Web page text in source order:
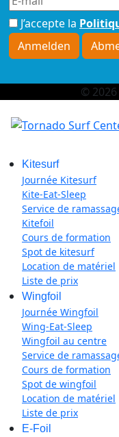
J’accepte la
Anmelden
©
Kitesurf
Journée Kitesurf
Kite-Eat-Sleep
Service de
Kitefoil
Cours de formation
Spot de kitesurf
Location de matériel
Liste de prix
Wingfoil
Journée Wingfoil
Wing-Eat-Sleep
Wingfoil au centre
Service de
Cours de formation
Spot de wingfoil
Location de matériel
Liste de prix
E-Foil